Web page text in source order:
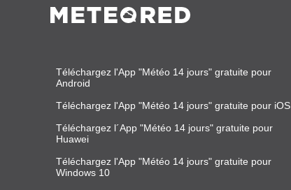
Téléchargez l'App "Météo 14 jours" gratuite pour
Android
Téléchargez l'App "Météo 14 jours" gratuite pour iOS
Téléchargez l´App "Météo 14 jours" gratuite pour
Huawei
Téléchargez l'App "Météo 14 jours" gratuite pour
Windows 10